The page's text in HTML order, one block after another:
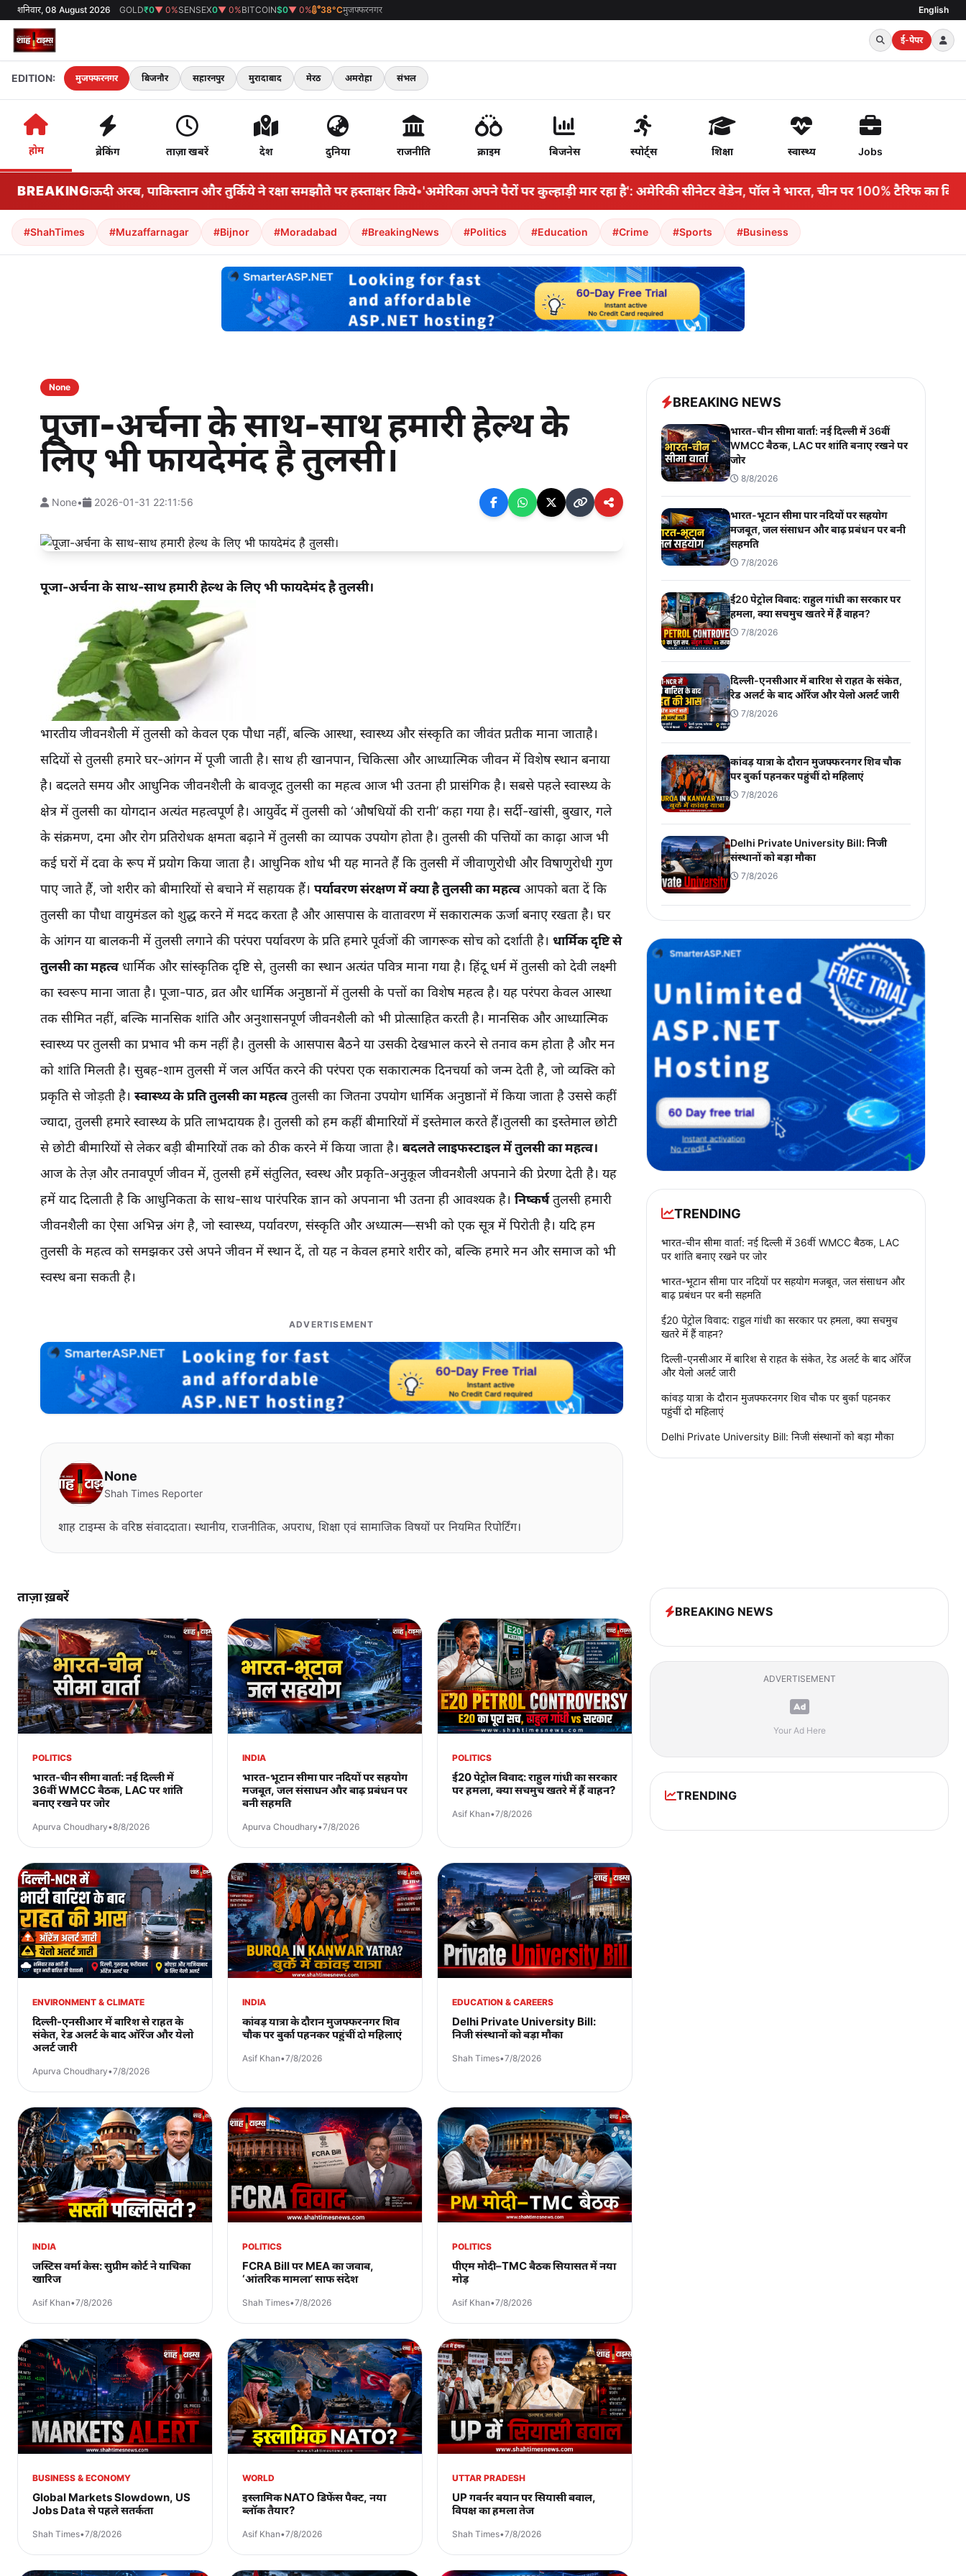
शनिवार, 08 August 2026 GOLD₹0▼ 0%SENSEX0▼ 0%BITCOIN$0▼ 0% 38°Cमुजफ्फरनगर English
ई-पेपर
EDITION: मुजफ्फरनगर बिजनौर सहारनपुर मुरादाबाद मेरठ अमरोहा संभल
होम ब्रेकिंग ताज़ा खबरें देश दुनिया राजनीति क्राइम बिजनेस स्पोर्ट्स शिक्षा स्वास्थ्य Jobs
BREAKING
के बीच सऊदी अरब, पाकिस्तान और तुर्किये ने रक्षा समझौते पर हस्ताक्षर किये•'अमेरिका अपने पैरों पर कुल्हाड़ी मार रहा है': अमेरिकी सीनेटर वेडेन, पॉल ने भारत, चीन पर 100% टैरिफ का विरोध
#ShahTimes #Muzaffarnagar #Bijnor #Moradabad #BreakingNews #Politics #Education #Crime #Sports #Business
None
पूजा-अर्चना के साथ-साथ हमारी हेल्थ के
लिए भी फायदेमंद है तुलसी।
None• 2026-01-31 22:11:56
पूजा-अर्चना के साथ-साथ हमारी हेल्थ के लिए भी फायदेमंद है तुलसी।
भारतीय जीवनशैली में तुलसी को केवल एक पौधा नहीं, बल्कि आस्था, स्वास्थ्य और संस्कृति का जीवंत प्रतीक माना जाताहै।
सदियों से तुलसी हमारे घर-आंगन में पूजी जाती है। साथ ही खानपान, चिकित्सा और आध्यात्मिक जीवन में विशेष स्थान बनाया
है। बदलते समय और आधुनिक जीवनशैली के बावजूद तुलसी का महत्व आज भी उतना ही प्रासंगिक है। सबसे पहले स्वास्थ्य के
क्षेत्र में तुलसी का योगदान अत्यंत महत्वपूर्ण है। आयुर्वेद में तुलसी को ‘औषधियों की रानी’ कहा गया है। सर्दी-खांसी, बुखार, गले
के संक्रमण, दमा और रोग प्रतिरोधक क्षमता बढ़ाने में तुलसी का व्यापक उपयोग होता है। तुलसी की पत्तियों का काढ़ा आज भी
कई घरों में दवा के रूप में प्रयोग किया जाता है। आधुनिक शोध भी यह मानते हैं कि तुलसी में जीवाणुरोधी और विषाणुरोधी गुण
पाए जाते हैं, जो शरीर को बीमारियों से बचाने में सहायक हैं। पर्यावरण संरक्षण में क्या है तुलसी का महत्वआपको बता दें कि
तुलसी का पौधा वायुमंडल को शुद्ध करने में मदद करता है और आसपास के वातावरण में सकारात्मक ऊर्जा बनाए रखता है। घर
के आंगन या बालकनी में तुलसी लगाने की परंपरा पर्यावरण के प्रति हमारे पूर्वजों की जागरूक सोच को दर्शाती है। धार्मिक दृष्टि से
तुलसी का महत्वधार्मिक और सांस्कृतिक दृष्टि से, तुलसी का स्थान अत्यंत पवित्र माना गया है। हिंदू धर्म में तुलसी को देवी लक्ष्मी
का स्वरूप माना जाता है। पूजा-पाठ, व्रत और धार्मिक अनुष्ठानों में तुलसी के पत्तों का विशेष महत्व है। यह परंपरा केवल आस्था
तक सीमित नहीं, बल्कि मानसिक शांति और अनुशासनपूर्ण जीवनशैली को भी प्रोत्साहित करती है। मानसिक और आध्यात्मिक
स्वास्थ्य पर तुलसी का प्रभाव भी कम नहीं है। तुलसी के आसपास बैठने या उसकी देखभाल करने से तनाव कम होता है और मन
को शांति मिलती है। सुबह-शाम तुलसी में जल अर्पित करने की परंपरा एक सकारात्मक दिनचर्या को जन्म देती है, जो व्यक्ति को
प्रकृति से जोड़ती है। स्वास्थ्य के प्रति तुलसी का महत्वतुलसी का जितना उपयोग धार्मिक अनुष्ठानों में किया जाता है उससे कहीं
ज्यादा, तुलसी हमारे स्वास्थ्य के प्रति लाभदायक है। तुलसी को हम कहीं बीमारियों में इस्तेमाल करते हैं।तुलसी का इस्तेमाल छोटी
से छोटी बीमारियों से लेकर बड़ी बीमारियों तक को ठीक करने में किया जाता है। बदलते लाइफस्टाइल में तुलसी का महत्व।
आज के तेज़ और तनावपूर्ण जीवन में, तुलसी हमें संतुलित, स्वस्थ और प्रकृति-अनुकूल जीवनशैली अपनाने की प्रेरणा देती है। यह
हमें याद दिलाती है कि आधुनिकता के साथ-साथ पारंपरिक ज्ञान को अपनाना भी उतना ही आवश्यक है। निष्कर्षतुलसी हमारी
जीवनशैली का ऐसा अभिन्न अंग है, जो स्वास्थ्य, पर्यावरण, संस्कृति और अध्यात्म—सभी को एक सूत्र में पिरोती है। यदि हम
तुलसी के महत्व को समझकर उसे अपने जीवन में स्थान दें, तो यह न केवल हमारे शरीर को, बल्कि हमारे मन और समाज को भी
स्वस्थ बना सकती है।
ADVERTISEMENT
None
Shah Times Reporter
शाह टाइम्स के वरिष्ठ संवाददाता। स्थानीय, राजनीतिक, अपराध, शिक्षा एवं सामाजिक विषयों पर नियमित रिपोर्टिंग।
BREAKING NEWS
भारत-चीन सीमा वार्ता: नई दिल्ली में 36वीं
WMCC बैठक, LAC पर शांति बनाए रखने पर
जोर
8/8/2026
भारत-भूटान सीमा पार नदियों पर सहयोग
मजबूत, जल संसाधन और बाढ़ प्रबंधन पर बनी
सहमति
7/8/2026
ई20 पेट्रोल विवाद: राहुल गांधी का सरकार पर
हमला, क्या सचमुच खतरे में हैं वाहन?
7/8/2026
दिल्ली-एनसीआर में बारिश से राहत के संकेत,
रेड अलर्ट के बाद ऑरेंज और येलो अलर्ट जारी
7/8/2026
कांवड़ यात्रा के दौरान मुजफ्फरनगर शिव चौक
पर बुर्का पहनकर पहुंचीं दो महिलाएं
7/8/2026
Delhi Private University Bill: निजी
संस्थानों को बड़ा मौका
7/8/2026
TRENDING
भारत-चीन सीमा वार्ता: नई दिल्ली में 36वीं WMCC बैठक, LAC
पर शांति बनाए रखने पर जोर
भारत-भूटान सीमा पार नदियों पर सहयोग मजबूत, जल संसाधन और
बाढ़ प्रबंधन पर बनी सहमति
ई20 पेट्रोल विवाद: राहुल गांधी का सरकार पर हमला, क्या सचमुच
खतरे में हैं वाहन?
दिल्ली-एनसीआर में बारिश से राहत के संकेत, रेड अलर्ट के बाद ऑरेंज
और येलो अलर्ट जारी
कांवड़ यात्रा के दौरान मुजफ्फरनगर शिव चौक पर बुर्का पहनकर
पहुंचीं दो महिलाएं
Delhi Private University Bill: निजी संस्थानों को बड़ा मौका
ताज़ा ख़बरें
POLITICS
भारत-चीन सीमा वार्ता: नई दिल्ली में
36वीं WMCC बैठक, LAC पर शांति
बनाए रखने पर जोर
Apurva Choudhary•8/8/2026
INDIA
भारत-भूटान सीमा पार नदियों पर सहयोग
मजबूत, जल संसाधन और बाढ़ प्रबंधन पर
बनी सहमति
Apurva Choudhary•7/8/2026
POLITICS
ई20 पेट्रोल विवाद: राहुल गांधी का सरकार
पर हमला, क्या सचमुच खतरे में हैं वाहन?
Asif Khan•7/8/2026
ENVIRONMENT & CLIMATE
दिल्ली-एनसीआर में बारिश से राहत के
संकेत, रेड अलर्ट के बाद ऑरेंज और येलो
अलर्ट जारी
Apurva Choudhary•7/8/2026
INDIA
कांवड़ यात्रा के दौरान मुजफ्फरनगर शिव
चौक पर बुर्का पहनकर पहुंचीं दो महिलाएं
Asif Khan•7/8/2026
EDUCATION & CAREERS
Delhi Private University Bill:
निजी संस्थानों को बड़ा मौका
Shah Times•7/8/2026
INDIA
जस्टिस वर्मा केस: सुप्रीम कोर्ट ने याचिका
खारिज
Asif Khan•7/8/2026
POLITICS
FCRA Bill पर MEA का जवाब,
‘आंतरिक मामला’ साफ संदेश
Shah Times•7/8/2026
POLITICS
पीएम मोदी–TMC बैठक सियासत में नया
मोड़
Asif Khan•7/8/2026
BUSINESS & ECONOMY
Global Markets Slowdown, US
Jobs Data से पहले सतर्कता
Shah Times•7/8/2026
WORLD
इस्लामिक NATO डिफेंस पैक्ट, नया
ब्लॉक तैयार?
Asif Khan•7/8/2026
UTTAR PRADESH
UP गवर्नर बयान पर सियासी बवाल,
विपक्ष का हमला तेज
Shah Times•7/8/2026
BREAKING NEWS
ADVERTISEMENT
Your Ad Here
TRENDING